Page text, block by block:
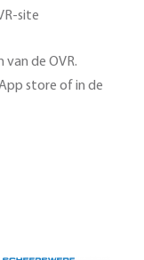
site
van de OVR.
store of in de